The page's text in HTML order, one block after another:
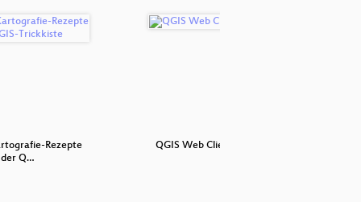
Rezepte
der Q…
QGIS Web Client 2